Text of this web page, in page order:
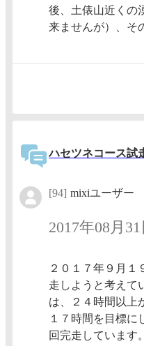
後、土俵山近くの
来ませんが）、そ
ハセツネコース試
[94] mixiユーザー
2017年08月31
２０１７年９月１
走しようと考えて
は、２４時間以上
１７時間を目標に
回完走しています